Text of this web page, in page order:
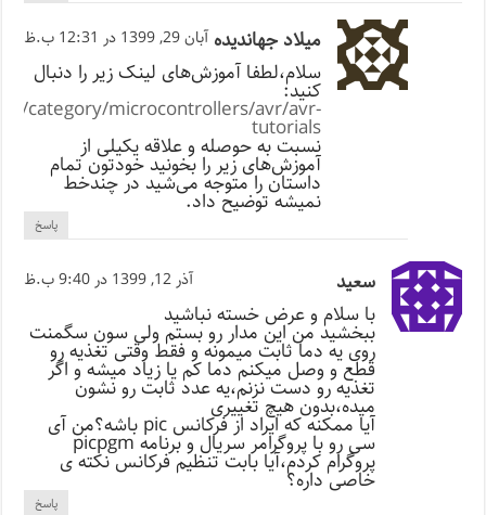
میلاد جهاندیده آبان 29, 1399 در 12:31 ب.ظ
سلام،‌لطفا آموزش‌های لینک زیر را دنبال
کنید:
category/microcontrollers/avr/avr-
tutorials
نسبت به حوصله و علاقه یکیلی از
آموزش‌های زیر را بخونید خودتون تمام
داستان را متوجه می‌شید در چندخط
نمیشه توضیح داد.
پاسخ
سعید آذر 12, 1399 در 9:40 ب.ظ
با سلام و عرض خسته نباشید
ببخشید من این مدار رو بستم ولی سون سگمنت
روی یه دما ثابت میمونه و فقط وقتی تغذیه رو
قطع و وصل میکنم دما کم یا زیاد میشه و اگر
تغذیه رو دست نزنم،یه عدد ثابت رو نشون
میده،بدون هیچ تغییری
آیا ممکنه که ایراد از فرکانس pic باشه؟من آی
سی رو با پروگرامر سریال و برنامه picpgm
پروگرام کردم،آیا بابت تنظیم فرکانس نکته ی
خاصی داره؟
پاسخ